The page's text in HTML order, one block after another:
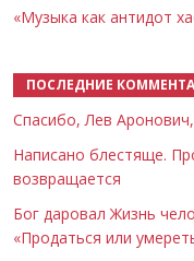
«Музыка как антидот
ПОСЛЕДНИЕ
Спасибо, Лев
Написано блестяще.
возвращается
Бог даровал Жизнь
«Продаться или